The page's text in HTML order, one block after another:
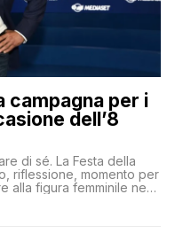
campagna per i
dell’8
di sé. La Festa della
riflessione, momento per
alla figura femminile nella
un messaggio “forte e